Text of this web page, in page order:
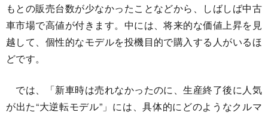
もとの販売台数が少なかったことなどから、しばしば中古
車市場で高値が付きます。中には、将来的な価値上昇を見
越して、個性的なモデルを投機目的で購入する人がいるほ
どです。
では、「新車時は売れなかったのに、生産終了後に人気
が出た“大逆転モデル”」には、具体的にどのようなクルマ